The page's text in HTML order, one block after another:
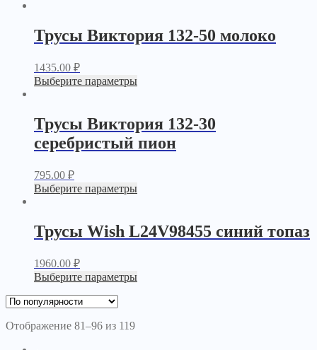
Трусы Виктория 132-50 молоко
1435.00 ₽
Выберите параметры
Трусы Виктория 132-30
серебристый пион
795.00 ₽
Выберите параметры
Трусы Wish L24V98455 синий топаз
1960.00 ₽
Выберите параметры
Отображение 81–96 из 119